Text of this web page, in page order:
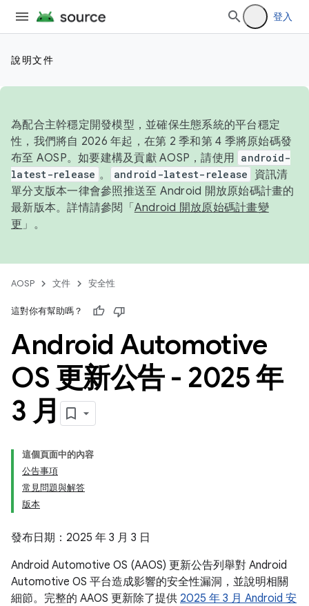
登入
說明文件
為配合主幹穩定開發模型，並確保生態系統的平台穩定
性，我們將自 2026 年起，在第 2 季和第 4 季將原始碼發
布至 AOSP。如要建構及貢獻 AOSP，請使用 android-
latest-release 。 android-latest-release
資訊清
單分支版本一律會參照推送至 Android 開放原始碼計畫的
最新版本。詳情請參閱「 Android 開放原始碼計畫變
更 」。
AOSP 文件 安全性
這對你有幫助嗎？
Android Automotive
OS 更新公告 - 2025 年
3 月
這個頁面中的內容
公告事項
常見問題與解答
版本
發布日期：2025 年 3 月 3 日
Android Automotive OS (AAOS) 更新公告列舉對 Android
Automotive OS 平台造成影響的安全性漏洞，並說明相關
細節。完整的 AAOS 更新除了提供 2025 年 3 月 Android 安